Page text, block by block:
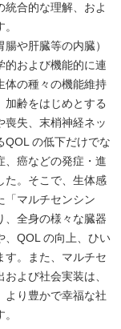
合的な理解、およ
や肝臓等の内臓）
的および機能的に連
体の種々の機能維持
加齢をはじめとする
喪失、末梢神経ネッ
QOL の低下だけでな
、癌などの発症・進
た。そこで、生体感
「マルチセンシン
、全身の様々な臓器
、QOL の向上、ひい
す。また、マルチセ
よび社会実装は、
より豊かで幸福な社